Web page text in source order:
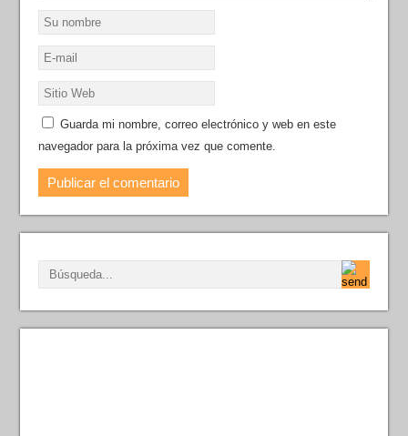
Guarda mi nombre, correo electrónico y web en este
navegador para la próxima vez que comente.